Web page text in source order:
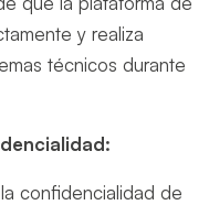
y realiza
técnicos durante
confidencialidad de